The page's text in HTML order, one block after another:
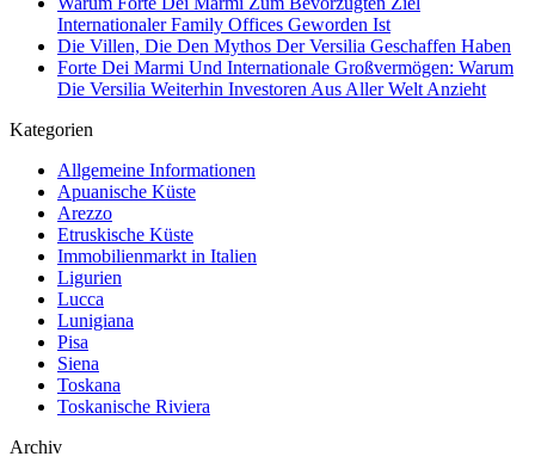
Internationaler Family Offices Geworden Ist
Die Villen, Die Den Mythos Der Versilia Geschaffen Haben
Forte Dei Marmi Und Internationale Großvermögen: Warum
Die Versilia Weiterhin Investoren Aus Aller Welt Anzieht
Kategorien
Allgemeine Informationen
Apuanische Küste
Arezzo
Etruskische Küste
Immobilienmarkt in Italien
Ligurien
Lucca
Lunigiana
Pisa
Siena
Toskana
Toskanische Riviera
Archiv